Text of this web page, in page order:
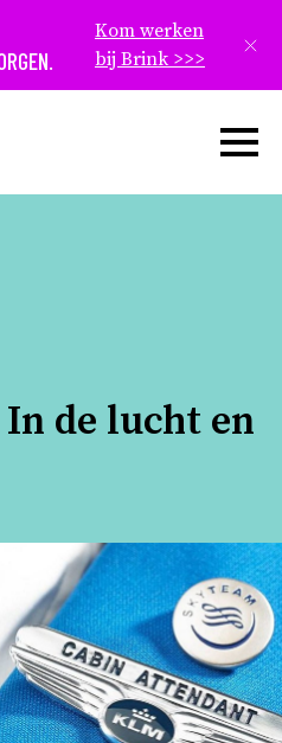
Kom werken
bij Brink >>>
Open
de lucht en